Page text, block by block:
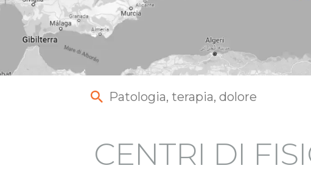
CENTRI DI